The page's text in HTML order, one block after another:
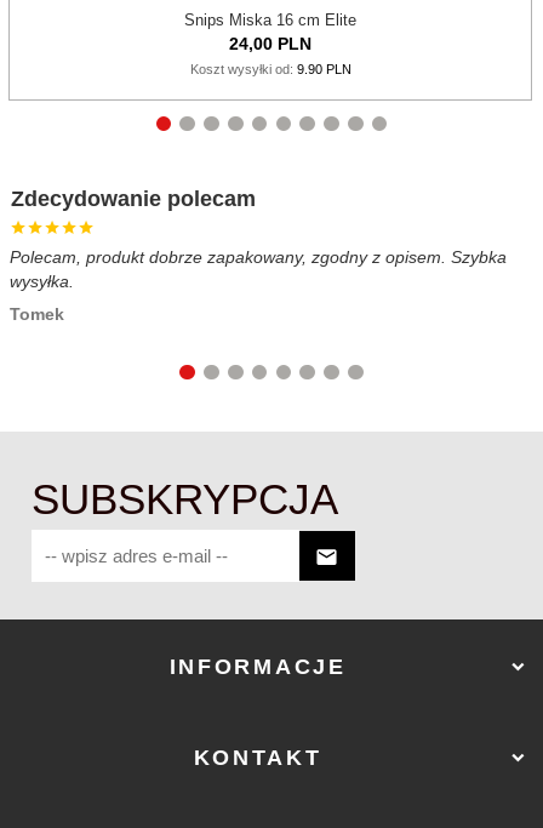
Snips Miska 16 cm Elite
24,00 PLN
Koszt wysyłki od: 9.90 PLN
Zdecydowanie polecam
Polecam, produkt dobrze zapakowany, zgodny z opisem. Szybka
wysyłka.
Tomek
SUBSKRYPCJA
INFORMACJE
KONTAKT